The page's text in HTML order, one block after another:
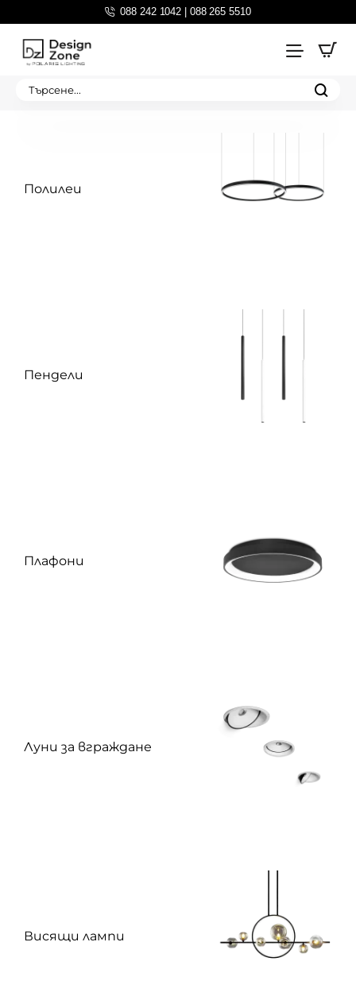
088 242 1042 | 088 265 5510
Търсене...
Полилеи
Пендели
Плафони
Луни за вграждане
Висящи лампи